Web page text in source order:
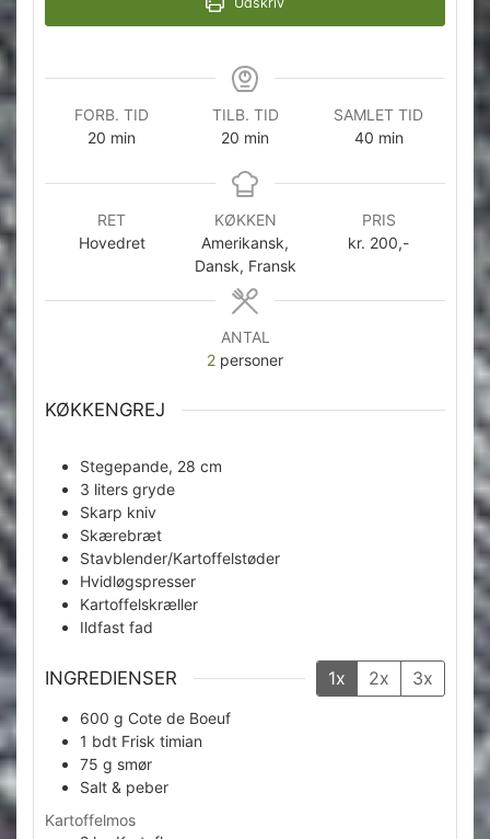
FORB. TID
20 minutter
min
TILB. TID
20 minutter
min
SAMLET TID
40minutter
min
RET
Hovedret
KØKKEN
Amerikansk,
Dansk, Fransk
PRIS
kr. 200,-
ANTAL
2 personer
KØKKENGREJ
Stegepande, 28 cm
3 liters gryde
Skarp kniv
Skærebræt
Stavblender/Kartoffelstøder
Hvidløgspresser
Kartoffelskræller
Ildfast fad
INGREDIENSER 1x 2x 3x
600 g Cote de Boeuf
1 bdt Frisk timian
75 g smør
Salt & peber
Kartoffelmos